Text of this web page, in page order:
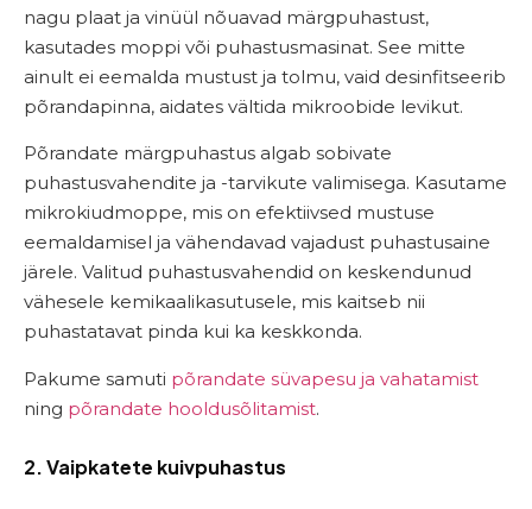
nagu plaat ja vinüül nõuavad märgpuhastust,
kasutades moppi või puhastusmasinat. See mitte
ainult ei eemalda mustust ja tolmu, vaid desinfitseerib
põrandapinna, aidates vältida mikroobide levikut.
Põrandate märgpuhastus algab sobivate
puhastusvahendite ja -tarvikute valimisega. Kasutame
mikrokiudmoppe, mis on efektiivsed mustuse
eemaldamisel ja vähendavad vajadust puhastusaine
järele. Valitud puhastusvahendid on keskendunud
vähesele kemikaalikasutusele, mis kaitseb nii
puhastatavat pinda kui ka keskkonda.
Pakume samuti põrandate süvapesu ja vahatamist
ning põrandate hooldusõlitamist.
2. Vaipkatete kuivpuhastus